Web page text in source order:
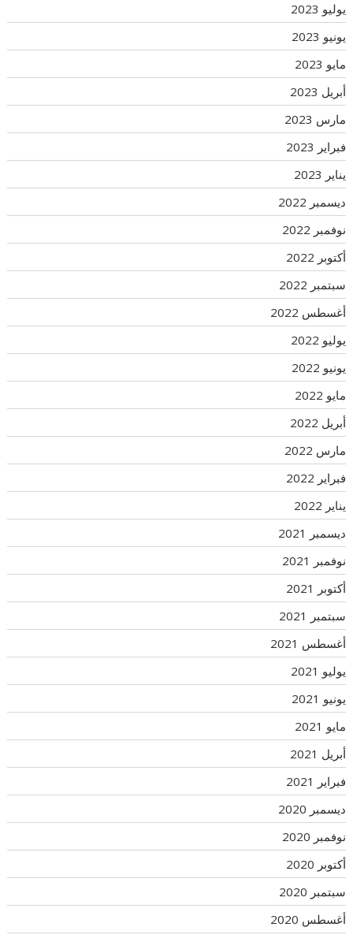
يوليو 2023
يونيو 2023
مايو 2023
أبريل 2023
مارس 2023
فبراير 2023
يناير 2023
ديسمبر 2022
نوفمبر 2022
أكتوبر 2022
سبتمبر 2022
أغسطس 2022
يوليو 2022
يونيو 2022
مايو 2022
أبريل 2022
مارس 2022
فبراير 2022
يناير 2022
ديسمبر 2021
نوفمبر 2021
أكتوبر 2021
سبتمبر 2021
أغسطس 2021
يوليو 2021
يونيو 2021
مايو 2021
أبريل 2021
فبراير 2021
ديسمبر 2020
نوفمبر 2020
أكتوبر 2020
سبتمبر 2020
أغسطس 2020